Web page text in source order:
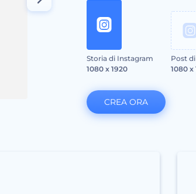
Storia di Instagram
1080 x 1920
Post
1080 x
CREA ORA